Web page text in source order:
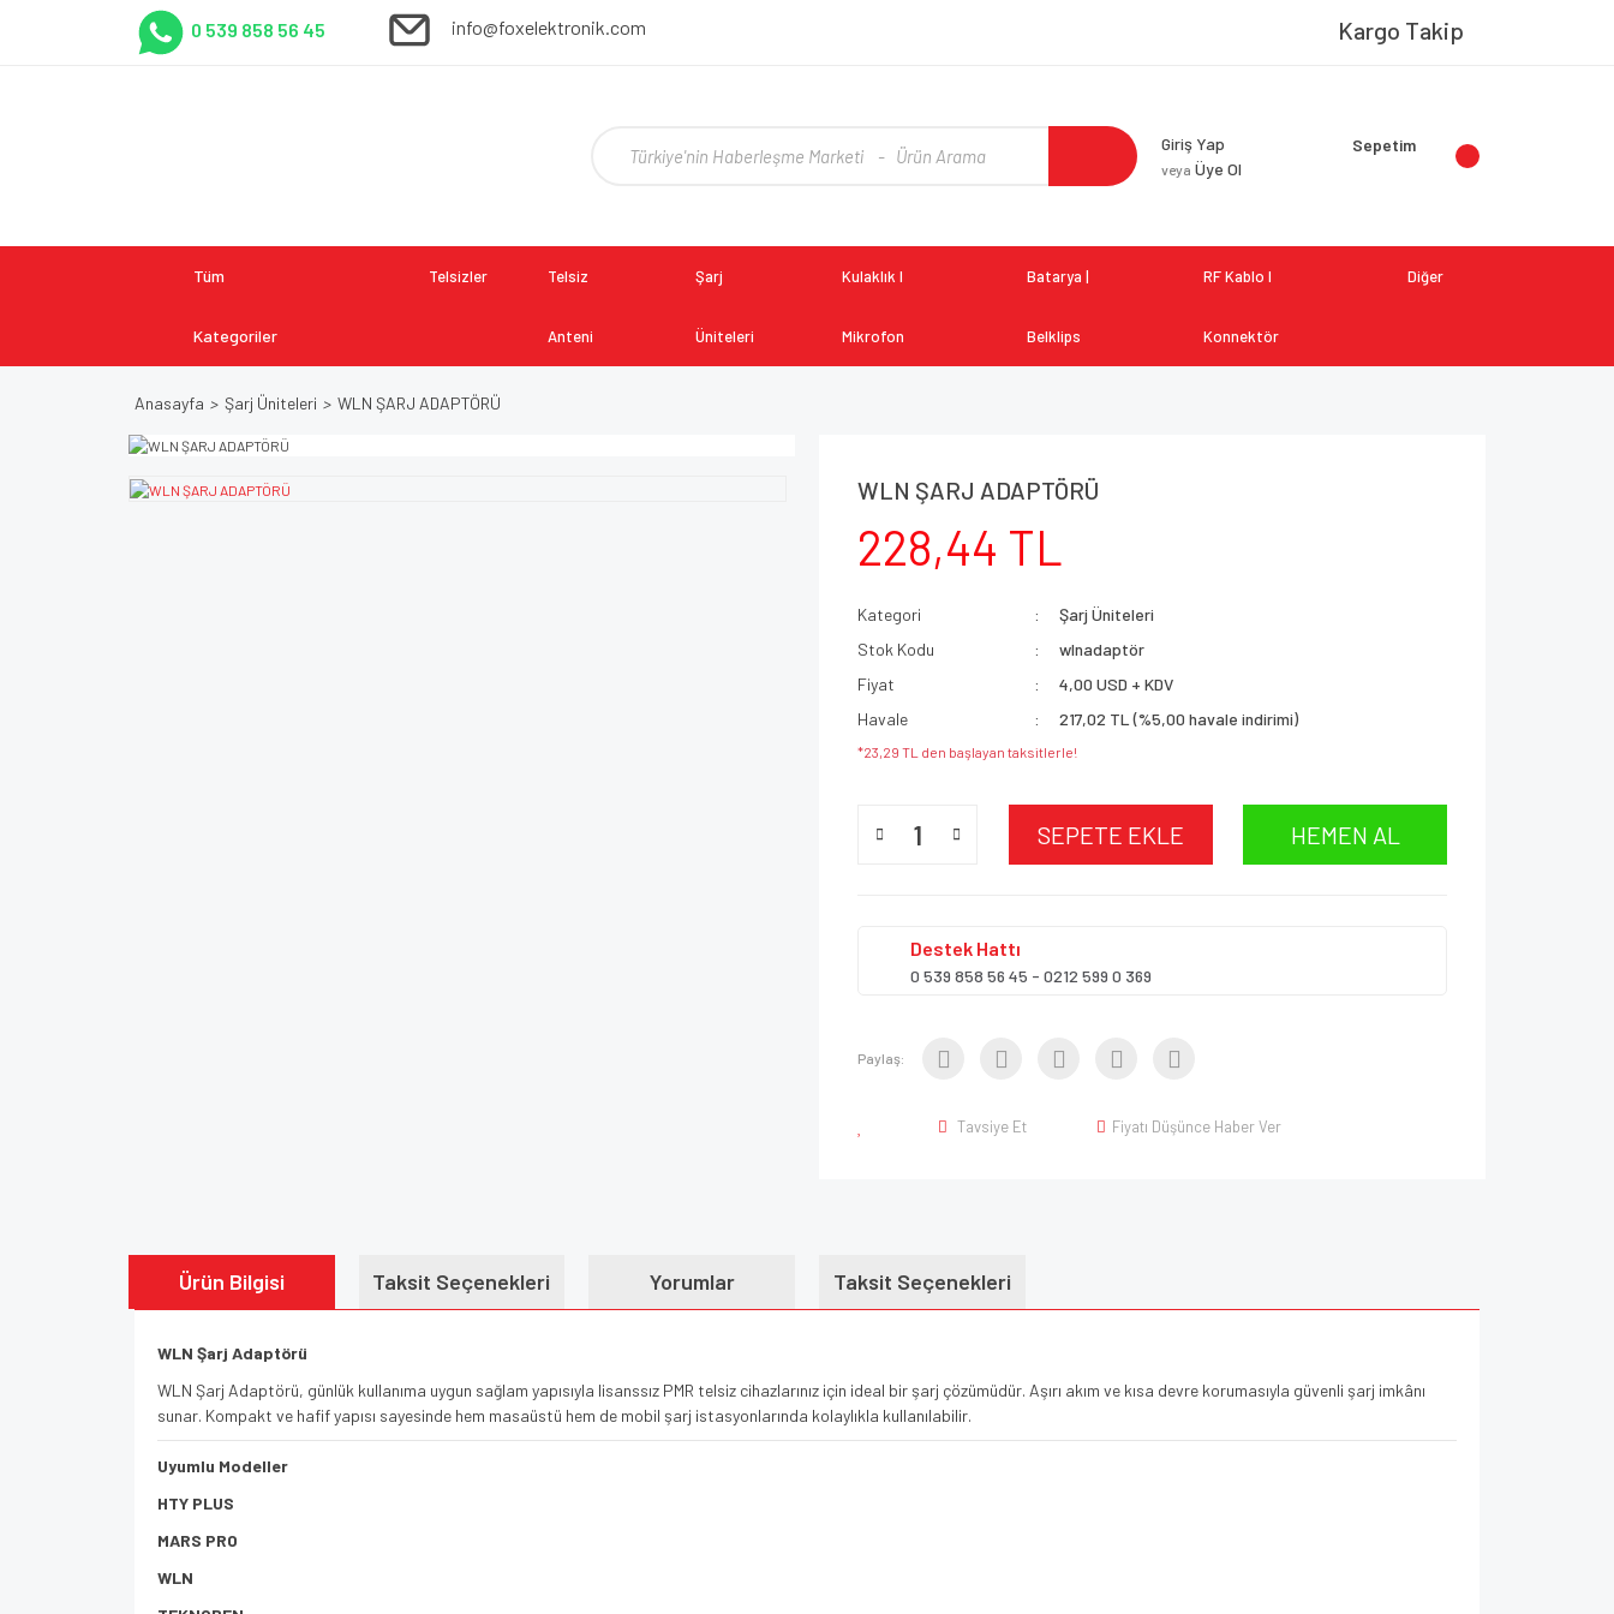
0 539 858 56 45 info@foxelektronik.com Kargo Takip
Giriş Yap
veya Üye Ol
Sepetim
Tüm
Kategoriler
Telsizler Telsiz
Anteni
Şarj
Üniteleri
Kulaklık I
Mikrofon
Batarya |
Belklips
RF Kablo I
Konnektör
Diğer
Anasayfa Şarj Üniteleri WLN ŞARJ ADAPTÖRÜ
WLN ŞARJ ADAPTÖRÜ
228,44 TL
Kategori
Şarj Üniteleri
Stok Kodu
wlnadaptör
Fiyat
4,00 USD + KDV
Havale
217,02 TL (%5,00 havale indirimi)
*23,29 TL den başlayan taksitlerle!
SEPETE EKLE HEMEN AL
Destek Hattı
0 539 858 56 45 - 0212 599 0 369
Paylaş:
Tavsiye Et Fiyatı Düşünce Haber Ver
Ürün Bilgisi Taksit Seçenekleri Yorumlar Taksit Seçenekleri
WLN Şarj Adaptörü
WLN Şarj Adaptörü, günlük kullanıma uygun sağlam yapısıyla lisanssız PMR telsiz cihazlarınız için ideal bir şarj çözümüdür. Aşırı akım ve kısa devre korumasıyla güvenli şarj imkânı
sunar. Kompakt ve hafif yapısı sayesinde hem masaüstü hem de mobil şarj istasyonlarında kolaylıkla kullanılabilir.
Uyumlu Modeller
HTY PLUS
MARS PRO
WLN